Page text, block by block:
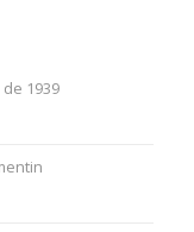
1939